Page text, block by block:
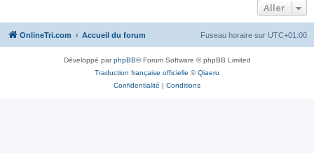
Aller
OnlineTri.com Accueil du forum Fuseau horaire sur UTC+01:00
Développé parphpBB® Forum Software © phpBB Limited
Traduction française officielle ©Qiaeru
Confidentialité | Conditions